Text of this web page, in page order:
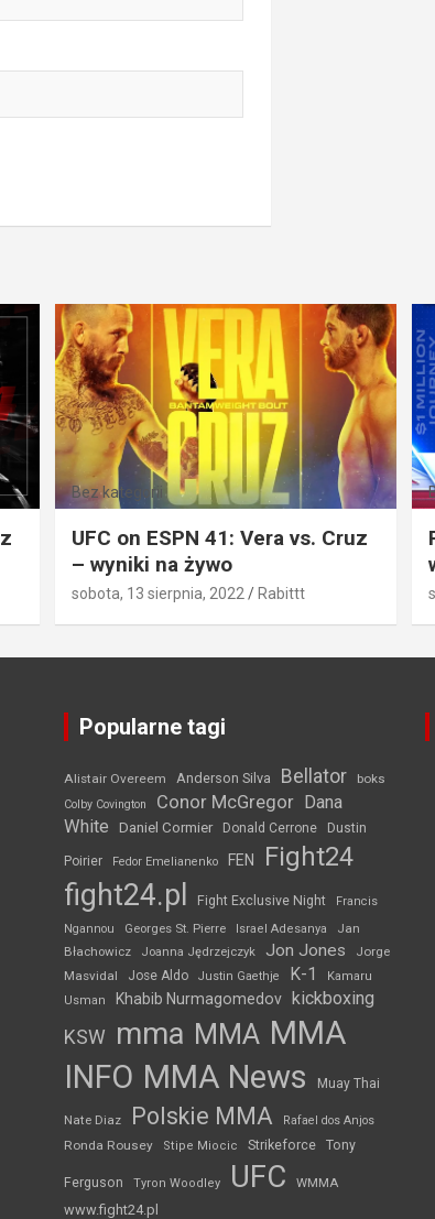
Bez kategorii
UFC on ESPN 41: Vera vs. Cruz
– wyniki na żywo
sobota, 13 sierpnia, 2022 Rabittt
Popularne tagi
Alistair Overeem Anderson Silva Bellator boks
Colby Covington Conor McGregor Dana
White
Daniel Cormier Donald Cerrone Dustin
Poirier Fedor Emelianenko FEN Fight24
fight24.pl Fight Exclusive Night
Francis
Ngannou
Georges St. Pierre Israel Adesanya
Jan
Błachowicz
Joanna Jędrzejczyk Jon Jones
Jorge
Masvidal
Jose Aldo Justin Gaethje K-1
Kamaru
Usman
Khabib Nurmagomedov kickboxing
KSW mma MMA MMA
INFO MMA News Muay Thai
Nate Diaz Polskie MMA Rafael dos Anjos
Ronda Rousey Stipe Miocic Strikeforce Tony
Ferguson Tyron Woodley UFC WMMA
www.fight24.pl